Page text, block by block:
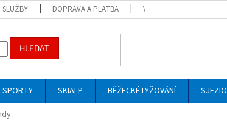
SLUŽBY DOPRAVA A PLATBA VRÁCENÍ, VÝMĚNA A
HLEDAT
SPORTY SKIALP BĚŽECKÉ LYŽOVÁNÍ